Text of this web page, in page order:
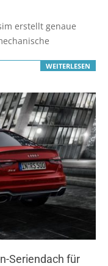
erstellt genaue
WEITERLESEN
Seriendach für